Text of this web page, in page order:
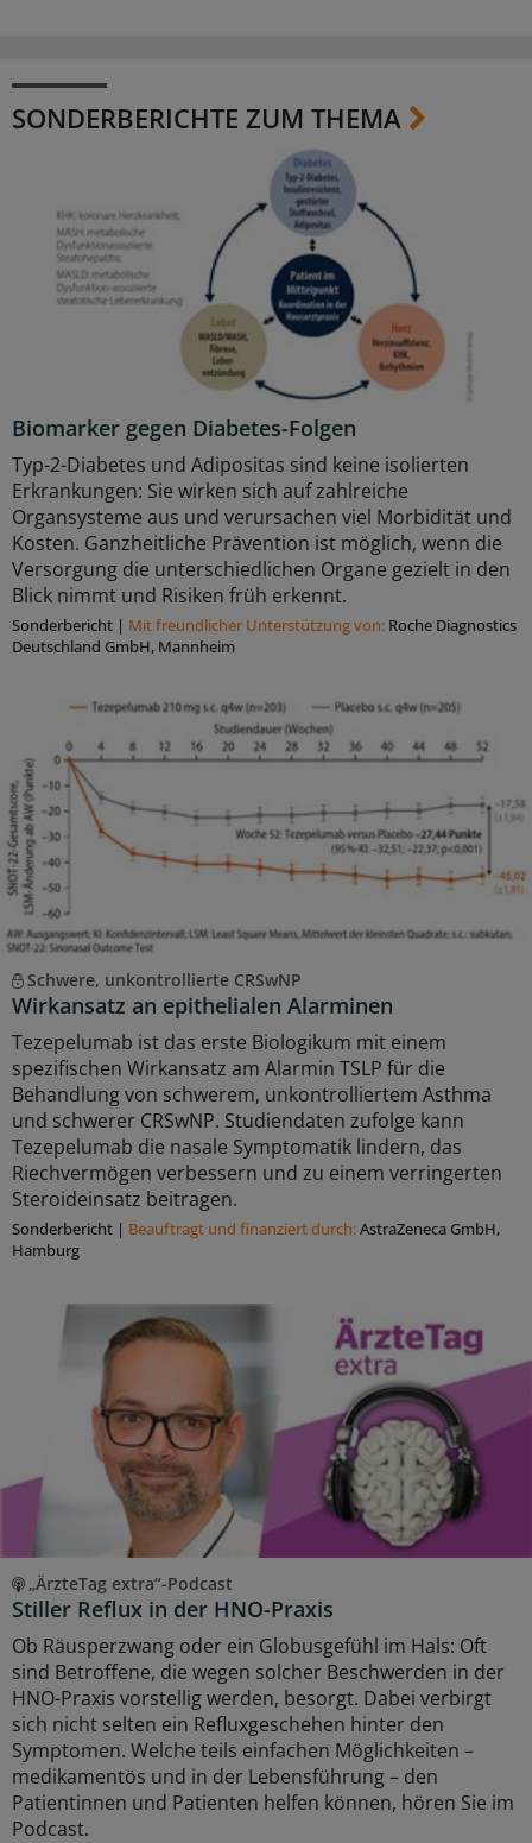
SONDERBERICHTE ZUM THEMA
Biomarker gegen Diabetes-Folgen
Typ-2-Diabetes und Adipositas sind keine isolierten
Erkrankungen: Sie wirken sich auf zahlreiche
Organsysteme aus und verursachen viel Morbidität und
Kosten. Ganzheitliche Prävention ist möglich, wenn die
Versorgung die unterschiedlichen Organe gezielt in den
Blick nimmt und Risiken früh erkennt.
Sonderbericht | Mit freundlicher Unterstützung von: Roche Diagnostics
Deutschland GmbH, Mannheim
Schwere, unkontrollierte CRSwNP
Wirkansatz an epithelialen Alarminen
Tezepelumab ist das erste Biologikum mit einem
spezifischen Wirkansatz am Alarmin TSLP für die
Behandlung von schwerem, unkontrolliertem Asthma
und schwerer CRSwNP. Studiendaten zufolge kann
Tezepelumab die nasale Symptomatik lindern, das
Riechvermögen verbessern und zu einem verringerten
Steroideinsatz beitragen.
Sonderbericht | Beauftragt und ﬁnanziert durch:AstraZeneca GmbH,
Hamburg
„ÄrzteTag extra“-Podcast
Stiller Reflux in der HNO-Praxis
Ob Räusperzwang oder ein Globusgefühl im Hals: Oft
sind Betroffene, die wegen solcher Beschwerden in der
HNO-Praxis vorstellig werden, besorgt. Dabei verbirgt
sich nicht selten ein Refluxgeschehen hinter den
Symptomen. Welche teils einfachen Möglichkeiten –
medikamentös und in der Lebensführung – den
Patientinnen und Patienten helfen können, hören Sie im
Podcast.